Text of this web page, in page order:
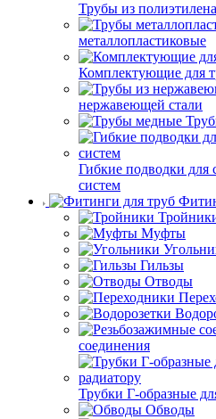
Трубы из
металлопластиковые
Комплектующие для
нержавеющей стали
Гибкие подводки для
систем
Муфты
Гильзы
Отводы
соединения
Трубки Г-образные
Обводы